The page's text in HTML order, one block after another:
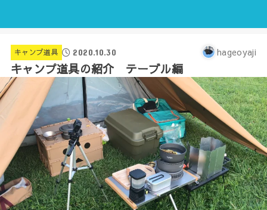
キャンプ道具 2020.10.30 hageoyaji
キャンプ道具の紹介 テーブル編